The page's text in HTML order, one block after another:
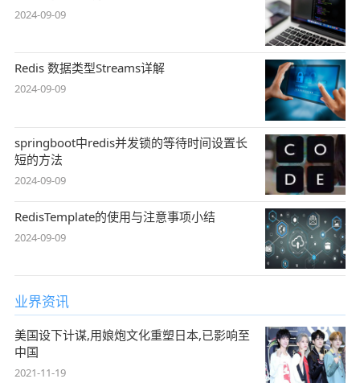
2024-09-09
Redis 数据类型Streams详解
2024-09-09
springboot中redis并发锁的等待时间设置长
短的方法
2024-09-09
RedisTemplate的使用与注意事项小结
2024-09-09
业界资讯
美国设下计谋,用娘炮文化重塑日本,已影响至
中国
2021-11-19